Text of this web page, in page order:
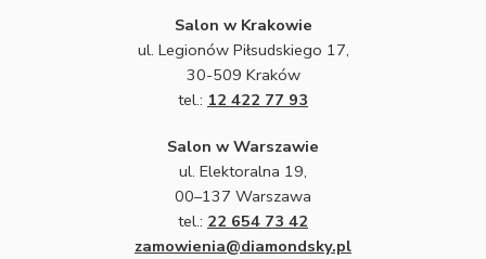
Salon w Krakowie
ul. Legionów Piłsudskiego 17,
30-509 Kraków
tel.: 12 422 77 93
Salon w Warszawie
ul. Elektoralna 19,
00–137 Warszawa
tel.: 22 654 73 42
zamowienia@diamondsky.pl